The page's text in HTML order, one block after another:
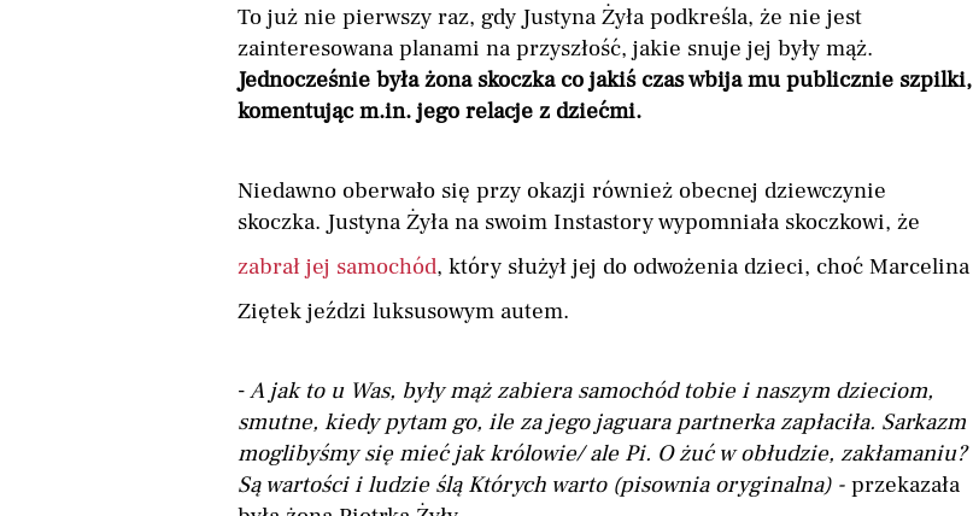
To już nie pierwszy raz, gdy Justyna Żyła podkreśla, że nie jest
zainteresowana planami na przyszłość, jakie snuje jej były mąż.
Jednocześnie była żona skoczka co jakiś czas wbija mu publicznie szpilki,
komentując m.in. jego relacje z dziećmi.
Niedawno oberwało się przy okazji również obecnej dziewczynie
skoczka. Justyna Żyła na swoim Instastory wypomniała skoczkowi, że
zabrał jej samochód, który służył jej do odwożenia dzieci, choć Marcelina
Ziętek jeździ luksusowym autem.
-A jak to u Was, były mąż zabiera samochód tobie i naszym dzieciom,
smutne, kiedy pytam go, ile za jego jaguara partnerka zapłaciła. Sarkazm
moglibyśmy się mieć jak królowie/ ale Pi. O żuć w obłudzie, zakłamaniu?
Są wartości i ludzie ślą Których warto (pisownia oryginalna) - przekazała